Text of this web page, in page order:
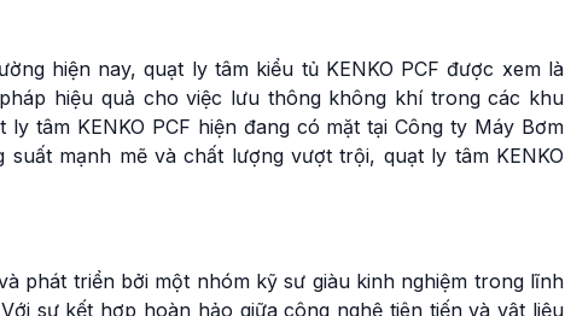
hiện nay, quạt ly tâm kiểu tủ KENKO PCF được xem là
hiệu quả cho việc lưu thông không khí trong các khu
tâm KENKO PCF hiện đang có mặt tại Công ty Máy Bơm
mạnh mẽ và chất lượng vượt trội, quạt ly tâm KENKO
phát triển bởi một nhóm kỹ sư giàu kinh nghiệm trong lĩnh
sự kết hợp hoàn hảo giữa công nghệ tiên tiến và vật liệu